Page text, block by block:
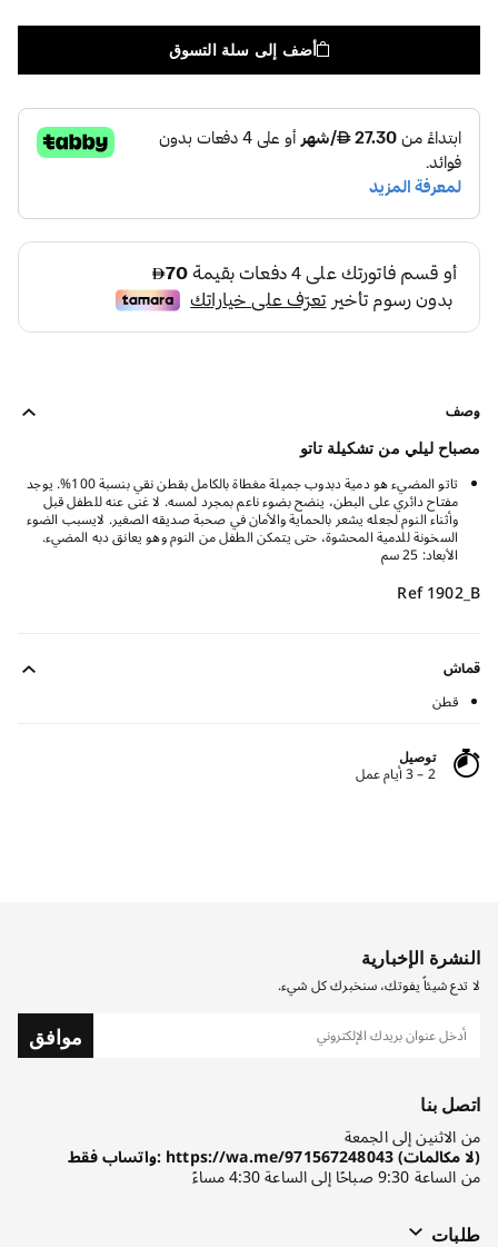
أضف إلى سلة التسوق
وصف
مصباح ليلي من تشكيلة تاتو
تاتو المضيء هو دمية دبدوب جميلة مغطاة بالكامل بقطن نقي بنسبة 100%. يوجد
مفتاح دائري على البطن، ينضح بضوء ناعم بمجرد لمسه. لا غنى عنه للطفل قبل
وأثناء النوم لجعله يشعر بالحماية والأمان في صحبة صديقه الصغير. لايسبب الضوء
السخونة للدمية المحشوة، حتى يتمكن الطفل من النوم وهو يعانق دبه المضيء.
الأبعاد: 25 سم
Ref 1902_B
قماش
قطن
توصيل
2 – 3 أيام عمل
النشرة الإخبارية
لا تدع شيئاً يفوتك، سنخبرك كل شيء.
موافق
اتصل بنا
من الاثنين إلى الجمعة
واتساب فقط: https://wa.me/971567248043 (لا مكالمات)
من الساعة 9:30 صباحًا إلى الساعة 4:30 مساءً
طلبات